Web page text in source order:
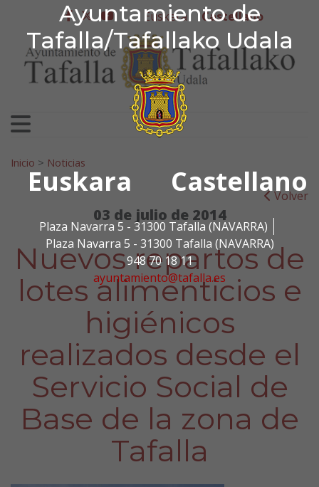
Ayuntamiento de
Tafalla/Tafallako Udala
Euskara Castellano
Plaza Navarra 5 - 31300 Tafalla (NAVARRA)
Plaza Navarra 5 - 31300 Tafalla (NAVARRA)
948 70 18 11
ayuntamiento@tafalla.es
Ir al contenido
Ayuntamiento de
facebook
twitter
youtube
Euskera Castellano
Search for:
Inicio > Noticias
Volver
03 de julio de 2014
Nuevos repartos de
lotes alimenticios e
higiénicos
realizados desde el
Servicio Social de
Base de la zona de
Tafalla